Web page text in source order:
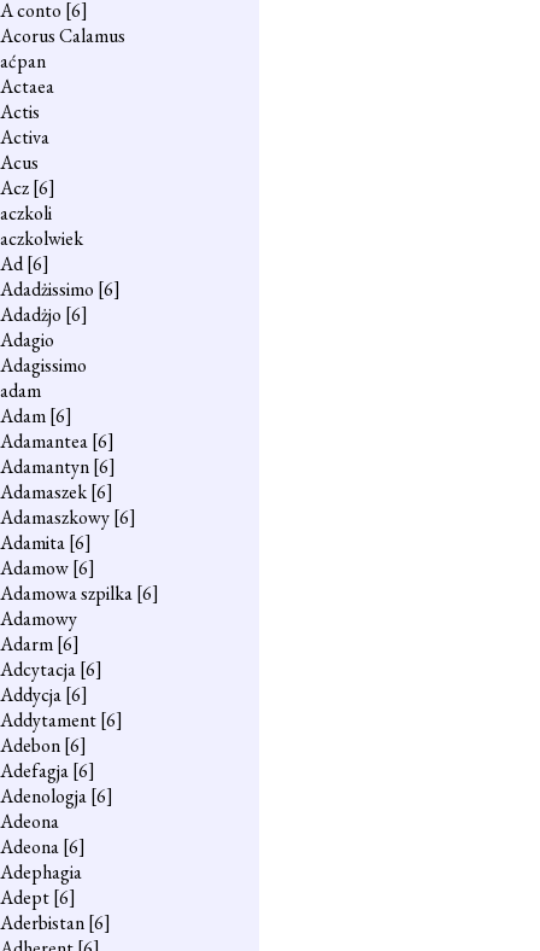
A conto [6]
Acorus Calamus
aćpan
Actaea
Actis
Activa
Acus
Acz[6]
aczkoli
aczkolwiek
Ad[6]
Adadżissimo [6]
Adadżjo [6]
Adagio
Adagissimo
adam
Adam[6]
Adamantea[6]
Adamantyn[6]
Adamaszek[6]
Adamaszkowy[6]
Adamita[6]
Adamow[6]
Adamowa szpilka[6]
Adamowy
Adarm[6]
Adcytacja[6]
Addycja[6]
Addytament[6]
Adebon[6]
Adefagja[6]
Adenologja[6]
Adeona
Adeona[6]
Adephagia
Adept[6]
Aderbistan[6]